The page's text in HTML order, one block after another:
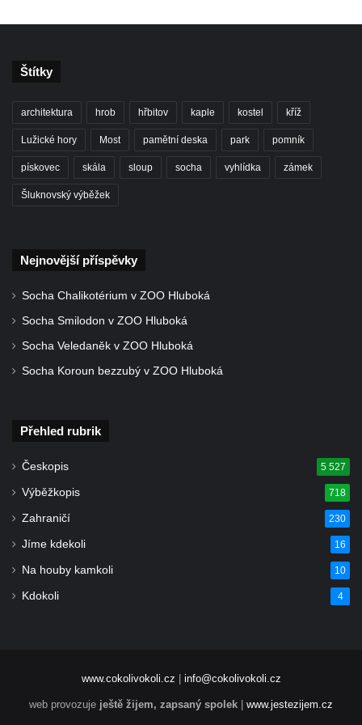
Štítky
architektura hrob hřbitov kaple kostel kříž
Lužické hory Most pamětní deska park pomník
pískovec skála sloup socha vyhlídka zámek
Šluknovský výběžek
Nejnovější příspěvky
Socha Chalikotérium v ZOO Hluboká
Socha Smilodon v ZOO Hluboká
Socha Veledaněk v ZOO Hluboká
Socha Koroun bezzubý v ZOO Hluboká
Přehled rubrik
Českopis 5 527
Výběžkopis 718
Zahraničí 230
Jíme kdekoli 16
Na houby kamkoli 10
Kdokoli 4
www.cokolivokoli.cz info@cokolivokoli.cz
web provozuje ještě žijem, zapsaný spolek www.jestezijem.cz